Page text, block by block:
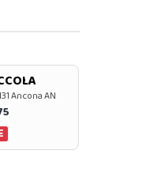
Ancona AN